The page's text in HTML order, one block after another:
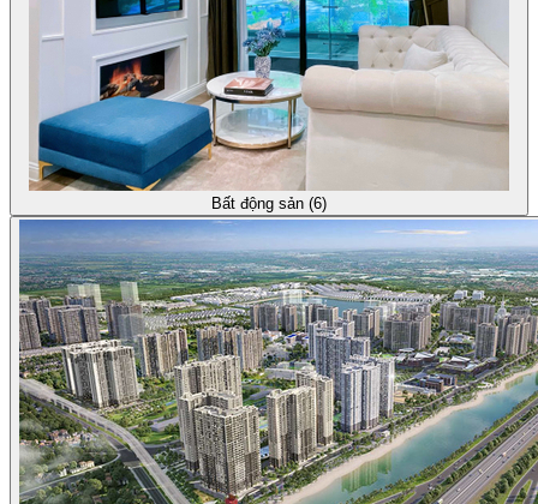
Bất động sản (6)